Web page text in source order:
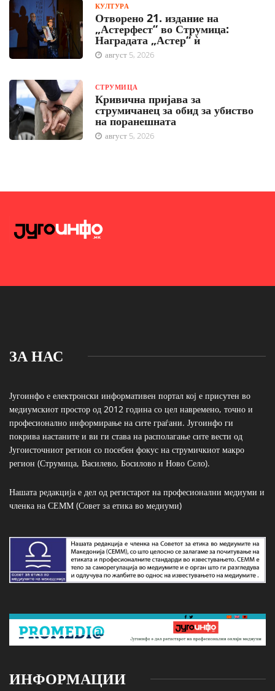
КУЛТУРА
Отворено 21. издание на
„Астерфест“ во Струмица:
Наградата „Астер“ ѝ
август 5, 2026
СТРУМИЦА
Кривична пријава за
струмичанец за обид за убиство
на поранешната
август 5, 2026
ЗА НАС
Југоинфо е електронски информативен портал кој е присутен во
медиумскиот простор од 2012 година со цел навремено, точно и
професионално информирање на сите граѓани. Југоинфо ги
покрива настаните и ви ги става на располагање сите вести од
Југоисточниот регион со посебен фокус на струмичкиот макро
регион (Струмица, Василево, Босилово и Ново Село).
Нашата редакција е дел од регистарот на професионални медиуми и
членка на СЕММ (Совет за етика во медиуми)
ИНФОРМАЦИИ